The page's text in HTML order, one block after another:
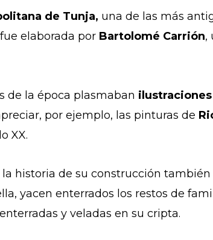
de Tunja, una de las más
fue elaborada por Bartolomé Carrión,
de la época plasmaban
por ejemplo, las pinturas de
XX.
historia de su construcción
yacen enterrados los restos de
y veladas en su cripta.